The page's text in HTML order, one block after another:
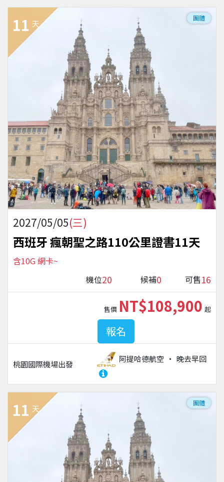
11 天
團體
2027/05/05(三)
西班牙 瘋朝聖之路110公里證書11天
含10G 網卡~
機位20 候補0 可售16
桃園國際機場出發
阿提哈德航空 晚去早回
售價 NT$108,900 起
報名
11 天
團體